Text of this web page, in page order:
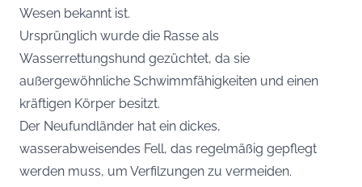
Wesen bekannt ist.
Ursprünglich wurde die Rasse als
Wasserrettungshund gezüchtet, da sie
außergewöhnliche Schwimmfähigkeiten und einen
kräftigen Körper besitzt.
Der Neufundländer hat ein dickes,
wasserabweisendes Fell, das regelmäßig gepflegt
werden muss, um Verfilzungen zu vermeiden.